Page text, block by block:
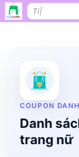
Bỏ
qua
Tìm
kiếm:
COUPON
Danh
trang nữ